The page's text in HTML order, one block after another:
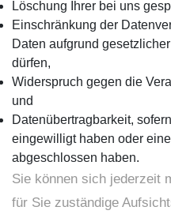
Löschung Ihrer bei uns
Einschränkung der
Daten aufgrund
dürfen,
Widerspruch gegen die
und
Datenübertragbarkeit,
eingewilligt haben oder
abgeschlossen haben.
Sie können sich jederzeit
für Sie zuständige